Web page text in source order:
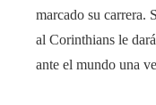
marcado su carrera.
al Corinthians le
ante el mundo una